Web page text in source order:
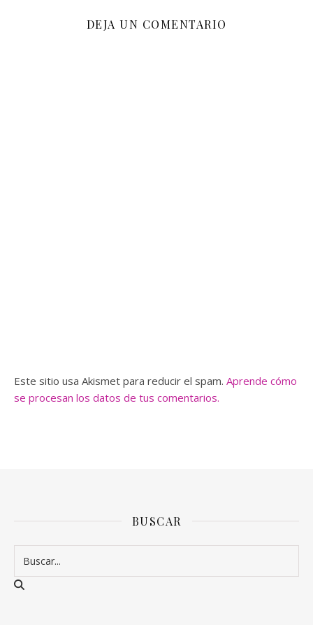
DEJA UN COMENTARIO
Este sitio usa Akismet para reducir el spam. Aprende cómo
se procesan los datos de tus comentarios.
BUSCAR